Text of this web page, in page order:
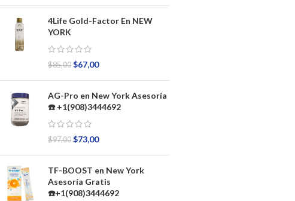
4Life Gold-Factor En NEW
YORK
$85,00 $67,00
AG-Pro en New York Asesoría
☎️ +1(908)3444692
$97,00 $73,00
TF-BOOST en New York
Asesoría Gratis
☎️+1(908)3444692